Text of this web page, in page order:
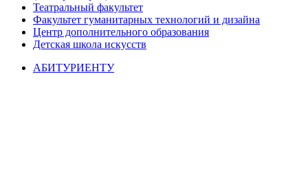
Театральный факультет
Факультет гуманитарных технологий и дизайна
Центр дополнительного образования
Детская школа искусств
АБИТУРИЕНТУ